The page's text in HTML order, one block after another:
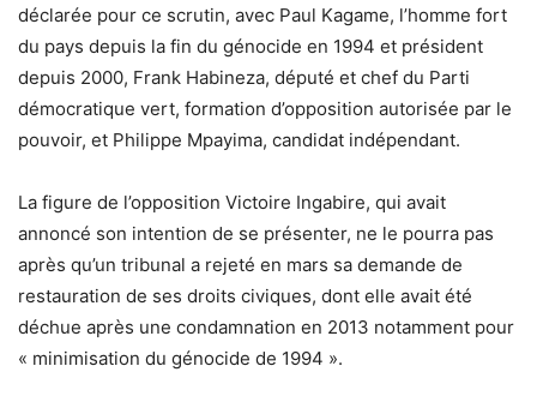
déclarée pour ce scrutin, avec Paul Kagame, l’homme fort
du pays depuis la fin du génocide en 1994 et président
depuis 2000, Frank Habineza, député et chef du Parti
démocratique vert, formation d’opposition autorisée par le
pouvoir, et Philippe Mpayima, candidat indépendant.
La figure de l’opposition Victoire Ingabire, qui avait
annoncé son intention de se présenter, ne le pourra pas
après qu’un tribunal a rejeté en mars sa demande de
restauration de ses droits civiques, dont elle avait été
déchue après une condamnation en 2013 notamment pour
« minimisation du génocide de 1994 ».